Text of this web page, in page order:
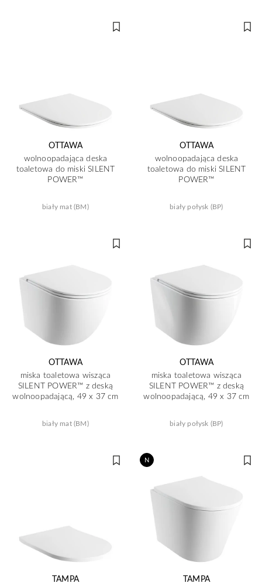
OTTAWA
wolnoopadająca deska
toaletowa do miski SILENT
POWER™
biały mat (BM)
OTTAWA
wolnoopadająca deska
toaletowa do miski SILENT
POWER™
biały połysk (BP)
OTTAWA
miska toaletowa wisząca
SILENT POWER™ z deską
wolnoopadającą, 49 x 37 cm
biały mat (BM)
OTTAWA
miska toaletowa wisząca
SILENT POWER™ z deską
wolnoopadającą, 49 x 37 cm
biały połysk (BP)
TAMPA
N
TAMPA